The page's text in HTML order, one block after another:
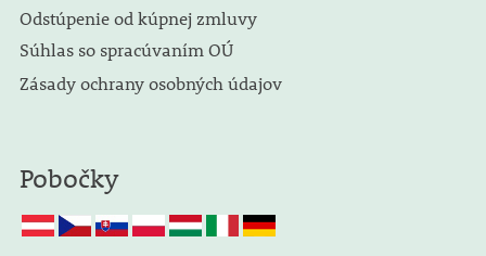
Odstúpenie od kúpnej zmluvy
Súhlas so spracúvaním OÚ
Zásady ochrany osobných údajov
Pobočky